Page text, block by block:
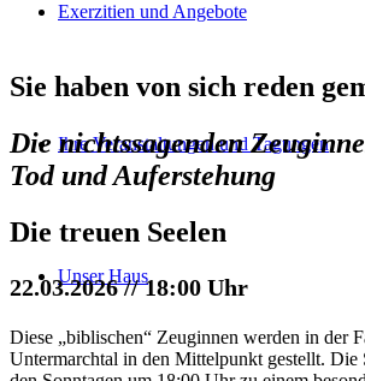
Exerzitien und Angebote
Ihre Veranstaltungen und Tagungen
Unser Haus
Sie haben von sich reden
Die nichtssagenden
Tod und Auferstehung
Die treuen Seelen
22.03.2026// 18:00 Uhr
Diese „biblischen“ Zeuginnen werden in der
Untermarchtal in den Mittelpunkt gestellt. Die